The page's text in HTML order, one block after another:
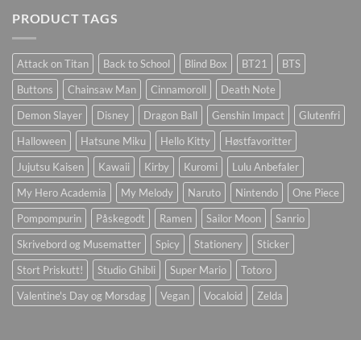
PRODUCT TAGS
Attack on Titan Back to School Blind Box BT21
BTS
Buttons
Chainsaw Man Cinnamoroll
Death Note
Demon Slayer
Disney Dragon Ball Genshin Impact
Glutenfri
Halloween
Hatsune Miku Hello Kitty
Høstfavoritter
Jujutsu Kaisen
Kawaii Kirby Kuromi
Lulu Anbefaler
My Hero Academia
My Melody Naruto Nintendo
One Piece
Pompompurin
Påskegodt Ramen Sailor Moon
Sanrio
Skrivebord og Musematter
Spicy Stationery
Sticker
Stort Priskutt!
Studio Ghibli Super Mario
Totoro
Valentine's Day og Morsdag
Vegan Vocaloid Zelda